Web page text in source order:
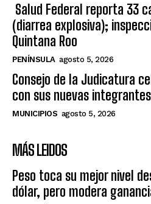
Salud Federal reporta 33
(diarrea explosiva);
Quintana Roo
PENÍNSULA agosto 5, 2026
Consejo de la Judicatura
con sus nuevas integrantes
MUNICIPIOS agosto 5, 2026
MÁS LEIDOS
Peso toca su mejor nivel
dólar, pero modera